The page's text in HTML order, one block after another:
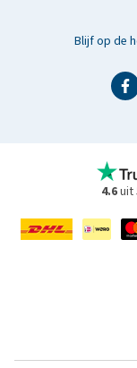
Blijf op de
4.6uit